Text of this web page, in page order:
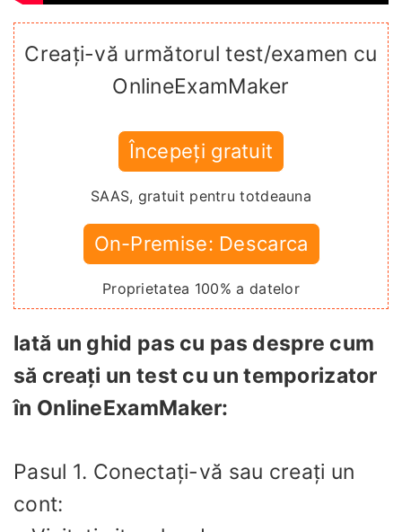
Creați-vă următorul test/examen cu
OnlineExamMaker
Începeți gratuit
SAAS, gratuit pentru totdeauna
On-Premise: Descarca
Proprietatea 100% a datelor
Iată un ghid pas cu pas despre cum
să creați un test cu un temporizator
în OnlineExamMaker:
Pasul 1. Conectați-vă sau creați un
cont: